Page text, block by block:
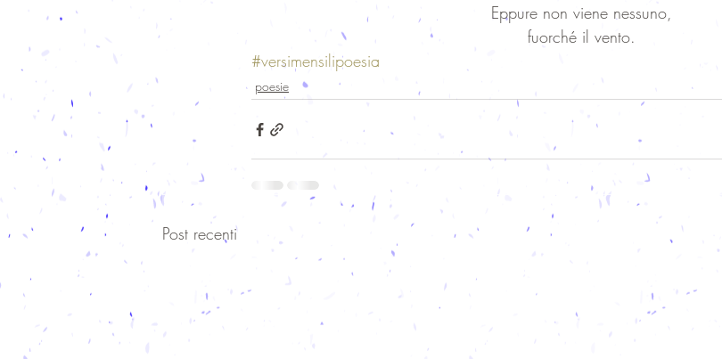
Eppure non viene nessuno,
fuorché il vento.
#versimensilipoesia
poesie
Post recenti